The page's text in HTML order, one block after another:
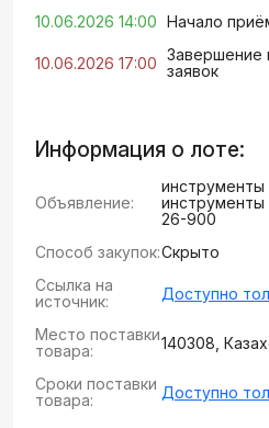
10.06.2026 14:00 Начало
10.06.2026 17:00 Завершение
заявок
Информация о лоте:
Объявление:
26-900
Способ закупок:Скрыто
Ссылка на
источник:
Доступно
Место поставки
товара:
140308,
Сроки поставки
товара:
Доступно